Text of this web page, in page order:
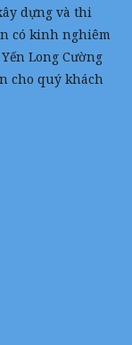
dựng và thi
có kinh nghiêm
Long Cường
cho quý khách